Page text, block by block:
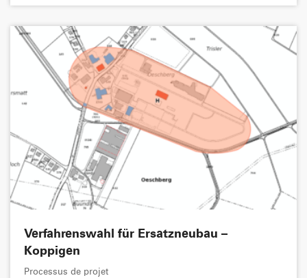
Verfahrenswahl für Ersatzneubau –
Koppigen
Processus de projet